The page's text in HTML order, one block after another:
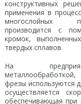
конструктивных
применения в
многослойных
производится с
кромок,
твердых сплавов.
На
металлообработкой,
фрезы используются
осуществляется
обеспечивающая при